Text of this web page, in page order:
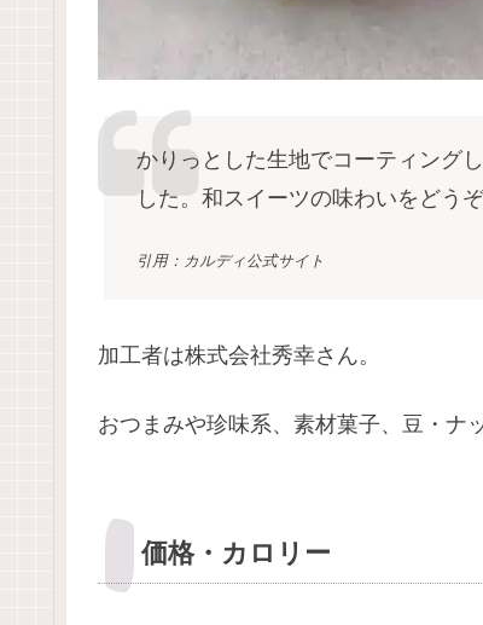
かりっとした生地でコーティング
した。和スイーツの味わいをどう
引用：カルディ公式サイト
加工者は株式会社秀幸さん。
おつまみや珍味系、素材菓子、豆・ナ
価格・カロリー